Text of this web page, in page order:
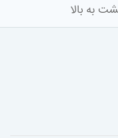
به بالا